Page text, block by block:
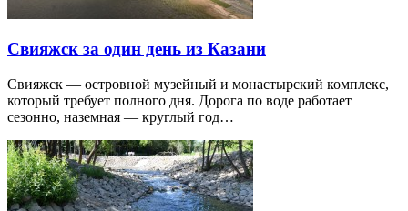
Свияжск за один день из Казани
Свияжск — островной музейный и монастырский комплекс,
который требует полного дня. Дорога по воде работает
сезонно, наземная — круглый год…